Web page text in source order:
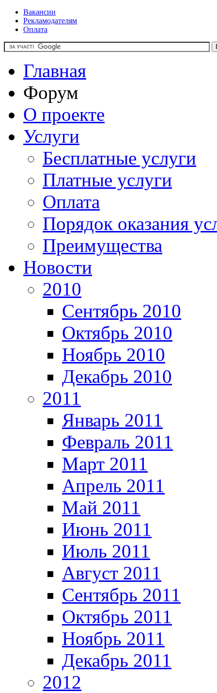
Вакансии
Рекламодателям
Оплата
Главная
Форум
О проекте
Услуги
Бесплатные услуги
Платные услуги
Оплата
Порядок оказания
Преимущества
Новости
2010
Сентябрь 2010
Октябрь 2010
Ноябрь 2010
Декабрь 2010
2011
Январь 2011
Февраль 2011
Март 2011
Апрель 2011
Май 2011
Июнь 2011
Июль 2011
Август 2011
Сентябрь 2011
Октябрь 2011
Ноябрь 2011
Декабрь 2011
2012